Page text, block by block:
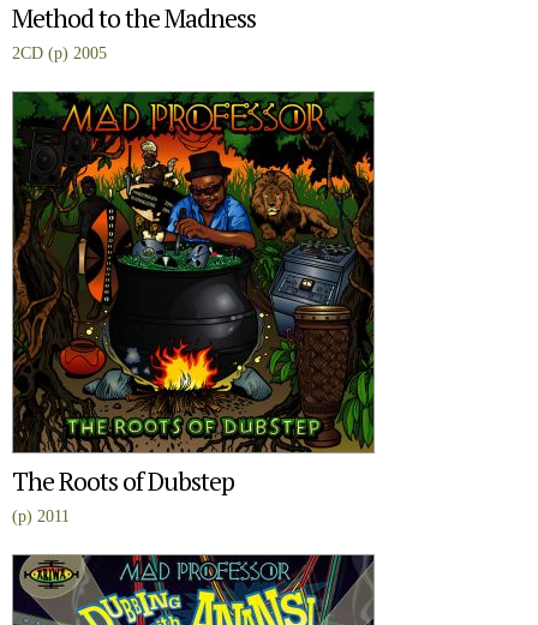
Method to the Madness
2CD (p) 2005
The Roots of Dubstep
(p) 2011